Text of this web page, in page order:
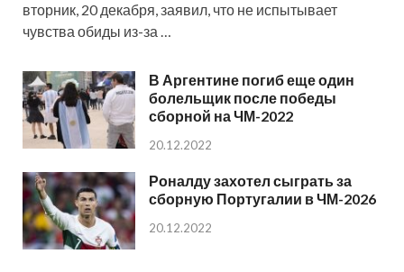
вторник, 20 декабря, заявил, что не испытывает
чувства обиды из-за …
В Аргентине погиб еще один
болельщик после победы
сборной на ЧМ-2022
20.12.2022
Роналду захотел сыграть за
сборную Португалии в ЧМ-2026
20.12.2022